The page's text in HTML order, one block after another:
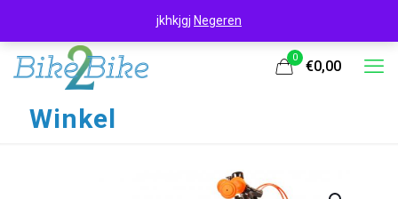
0
€0,00
Winkel
jkhkjgj Negeren